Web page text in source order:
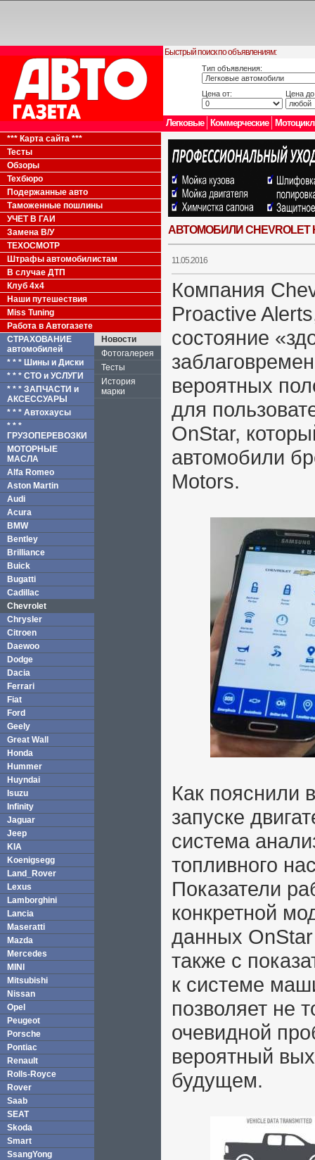
Быстрый поиск по объявлениям:
Тип объявления:
Цена от: Цена
Легковые Коммерческие
*** Карта сайта ***
Тесты
Обзоры
Техбюро
Подержанные авто
Таможенные пошлины
УЧЕТ В ГАИ
Замена В/У
ТЕХОСМОТР
Штрафы автомобилистам
В случае ДТП
Клуб 4x4
Наши путешествия
Miss Tuning
Работа в Автогазете
СТРАХОВАНИЕ
автомобилей
* * * Шины и Диски
* * * СТО и УСЛУГИ
* * * ЗАПЧАСТИ и
АКСЕССУАРЫ
* * * Автохаусы
* * *
ГРУЗОПЕРЕВОЗКИ
МОТОРНЫЕ
МАСЛА
Alfa Romeo
Aston Martin
Audi
Acura
BMW
Bentley
Brilliance
Buick
Bugatti
Cadillac
Chevrolet
Chrysler
Citroen
Daewoo
Dodge
Dacia
Ferrari
Fiat
Ford
Geely
Great Wall
Honda
Hummer
Huyndai
Isuzu
Infinity
Jaguar
Jeep
KIA
Koenigsegg
Land_Rover
Lexus
Lamborghini
Lancia
Maseratti
Mazda
Mercedes
MINI
Mitsubishi
Nissan
Opel
Peugeot
Porsche
Pontiac
Renault
Rolls-Royce
Rover
Saab
SEAT
Skoda
Smart
SsangYong
Новости
Фотогалерея
Тесты
История
марки
АВТОМОБИЛИ
11.05.2016
Компания
Proactive
состояние
вероятных
для
OnStar,
автомобили
Motors.
Как пояснили
запуске
система
топливного
Показатели
конкретной
данных
также с
к системе
позволяет не
очевидной
вероятный
будущем.